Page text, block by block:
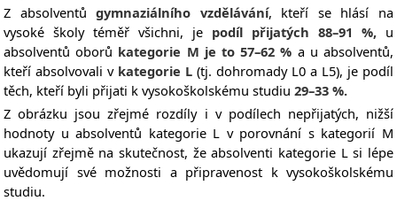
Z absolventůgymnaziálního vzdělávání, kteří se hlásí na
vysoké školy téměř všichni, je podíl přijatých 88–91 %, u
absolventů oborů kategorie M je to 57–62 % a u absolventů,
kteří absolvovali v kategorie L (tj. dohromady L0 a L5), je podíl
těch, kteří byli přijati k vysokoškolskému studiu 29–33 %.
Z obrázku jsou zřejmé rozdíly i v podílech nepřijatých, nižší
hodnoty u absolventů kategorie L v porovnání s kategorií M
ukazují zřejmě na skutečnost, že absolventi kategorie L si lépe
uvědomují své možnosti a připravenost k vysokoškolskému
studiu.